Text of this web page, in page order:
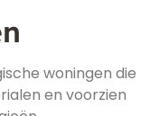
woningen die
en voorzien